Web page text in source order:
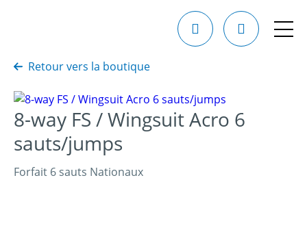
Retour vers la boutique
8-way FS / Wingsuit Acro 6
sauts/jumps
Forfait 6 sauts Nationaux